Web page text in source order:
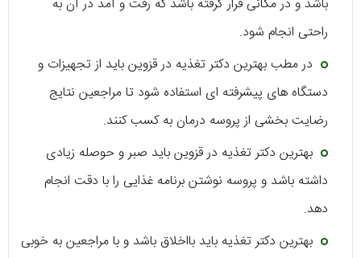
باشد و در مکانی قرار گرفته باشد که رفت و آمد در آن به
راحتی انجام شود.
در مطب بهترین دکتر تغذیه در قزوین باید از تجهیزات و
دستگاه های پیشرفته ای استفاده شود تا مراجعین نتایج
رضایت بخشی از پروسه درمان به کسب کنند.
بهترین دکتر تغذیه در قزوین باید صبر و حوصله زیادی
داشته باشد و پروسه نوشتن برنامه غذایی را با دقت انجام
دهد.
بهترین دکتر تغذیه باید بااخلاق باشد و با مراجعین به خوبی